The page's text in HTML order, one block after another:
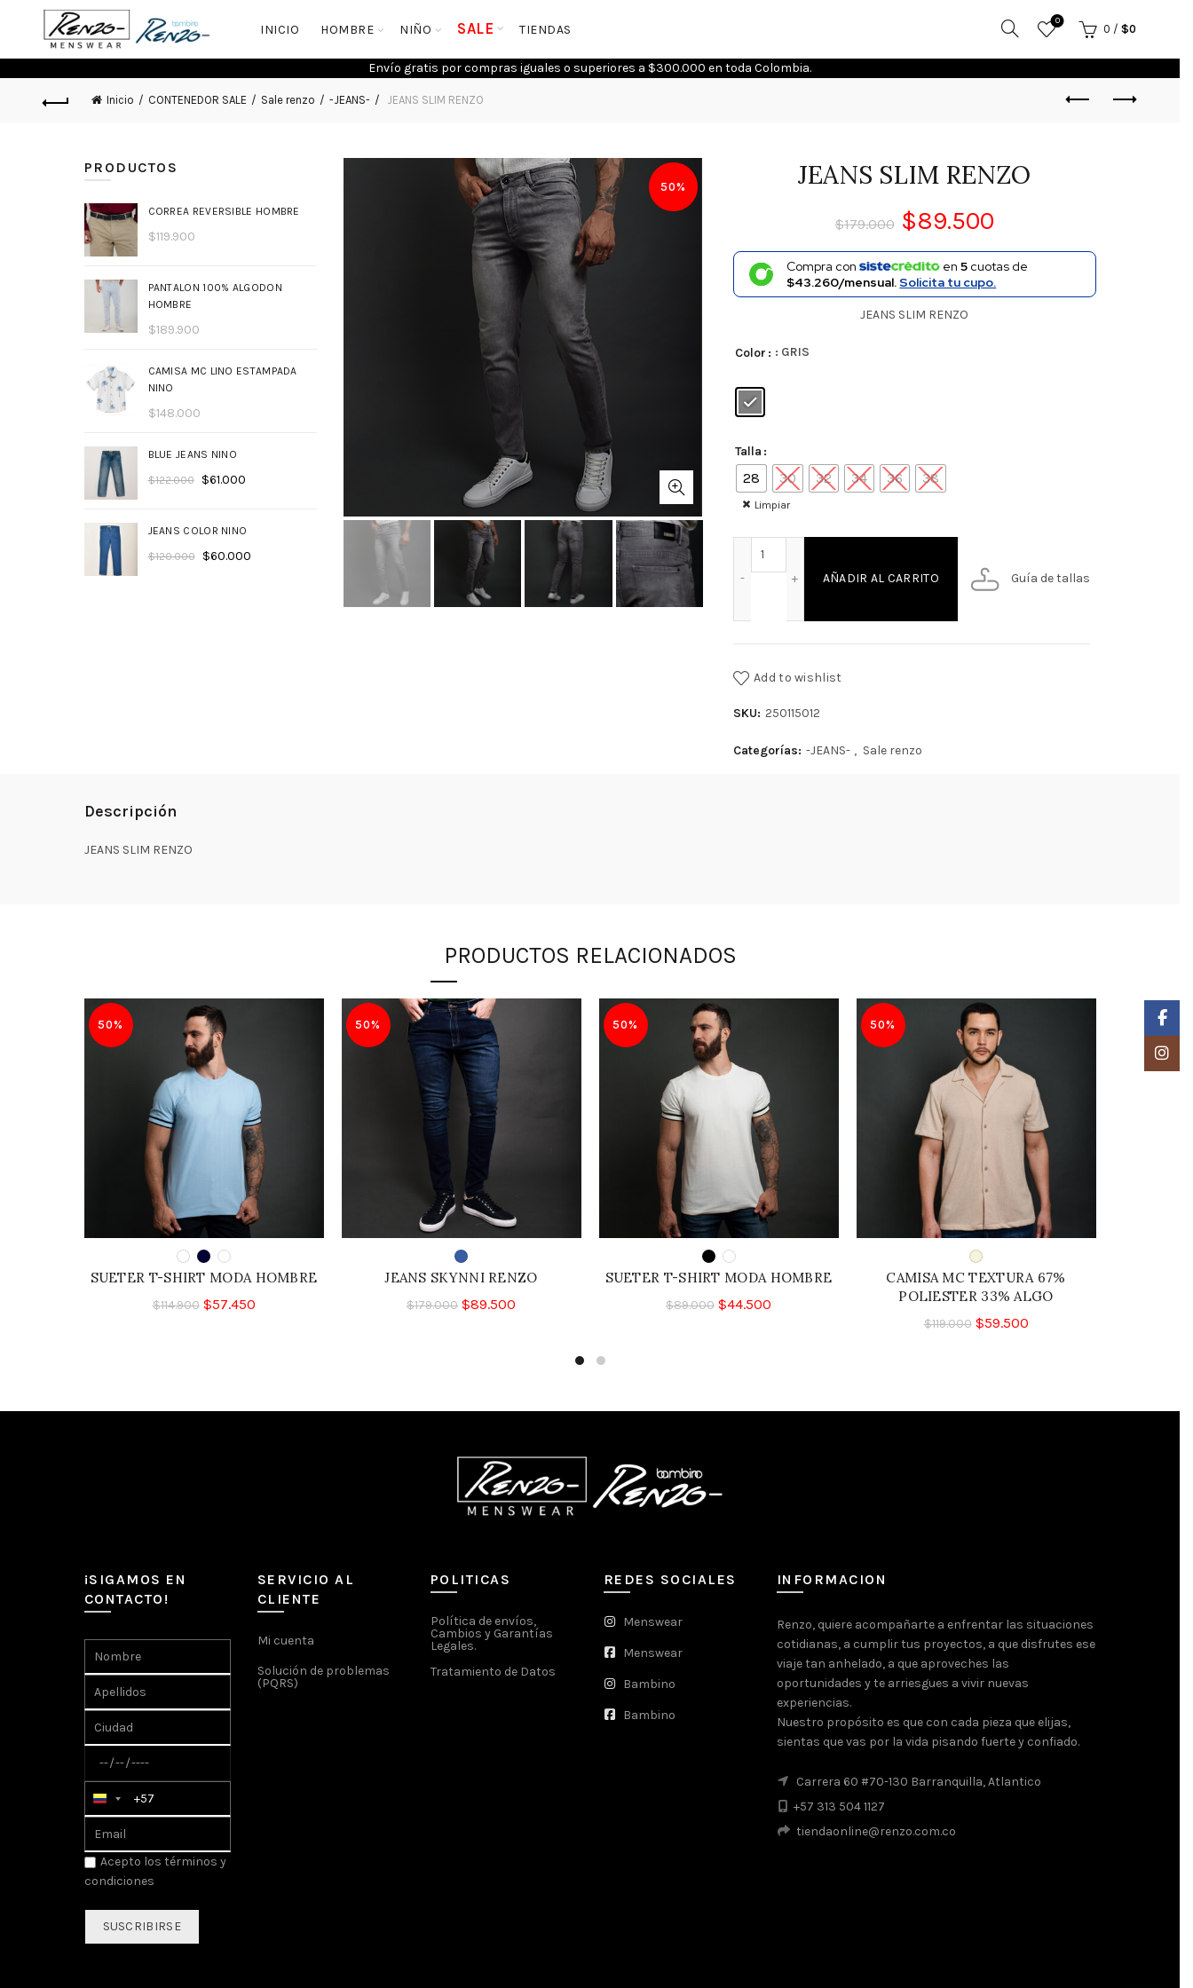
INICIO HOMBRE NIÑO SALE TIENDAS
0
0 / $0
Envío gratis por compras iguales o superiores a $300.000 en toda Colombia.
Inicio CONTENEDOR SALE Sale renzo -JEANS- JEANS SLIM RENZO
50% JEANS SLIM RENZO
$179.000 $89.500
Compra con en5 cuotas de
$43.260/mensual.Solicita tu cupo.
JEANS SLIM RENZO
Color : GRIS
Talla
28 30 32 34 36 38
Limpiar
AÑADIR AL CARRITO Guía de tallas
Add to wishlist
SKU: 250115012
Categorías: -JEANS- , Sale renzo
PRODUCTOS
CORREA REVERSIBLE HOMBRE
$119.900
PANTALON 100% ALGODON
HOMBRE
$189.900
CAMISA MC LINO ESTAMPADA
NINO
$148.000
BLUE JEANS NINO
$122.000 $61.000
JEANS COLOR NINO
$120.000 $60.000
Descripción
JEANS SLIM RENZO
PRODUCTOS RELACIONADOS
50%
SUETER T-SHIRT MODA HOMBRE
$114.900 $57.450
50%
JEANS SKYNNI RENZO
$179.000 $89.500
50%
SUETER T-SHIRT MODA HOMBRE
$89.000 $44.500
50%
CAMISA MC TEXTURA 67%
POLIESTER 33% ALGO
$119.000 $59.500
¡SIGAMOS EN
CONTACTO!
Acepto los términos y
condiciones
SERVICIO AL
CLIENTE
Mi cuenta
Solución de problemas
(PQRS)
POLITICAS
Política de envíos,
Cambios y Garantías
Legales.
Tratamiento de Datos
REDES SOCIALES
Menswear
Menswear
Bambino
Bambino
INFORMACION
Renzo, quiere acompañarte a enfrentar las situaciones
cotidianas, a cumplir tus proyectos, a que disfrutes ese
viaje tan anhelado, a que aproveches las
oportunidades y te arriesgues a vivir nuevas
experiencias.
Nuestro propósito es que con cada pieza que elijas,
sientas que vas por la vida pisando fuerte y confiado.
Carrera 60 #70-130 Barranquilla, Atlantico
+57 313 504 1127
tiendaonline@renzo.com.co